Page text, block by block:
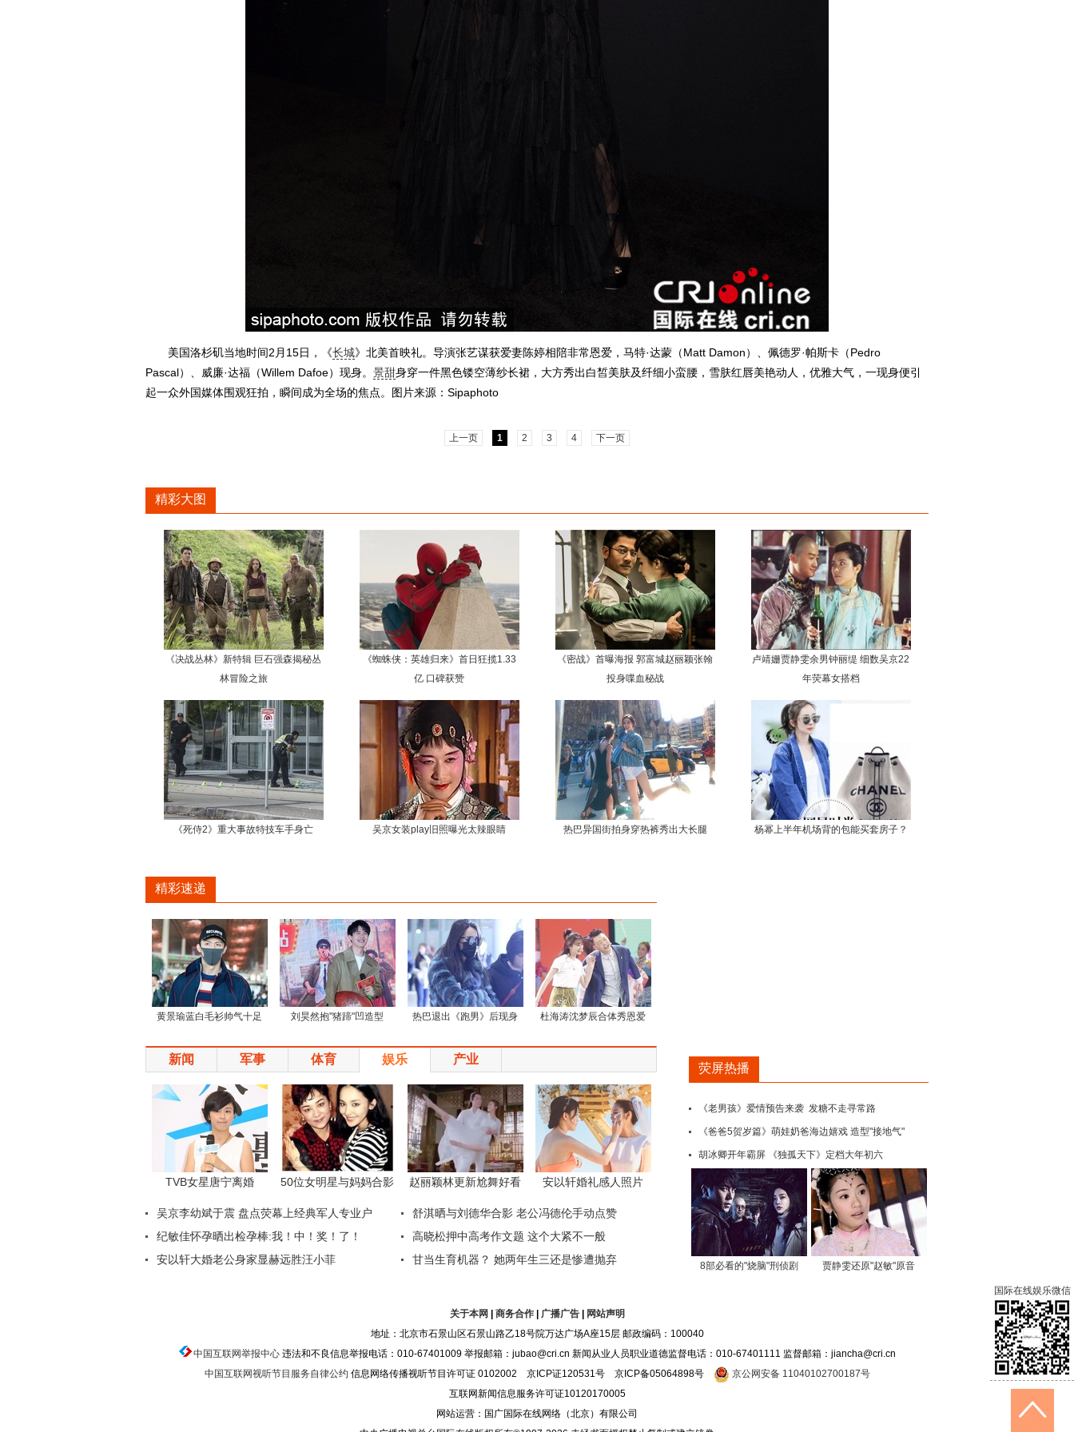
美国洛杉矶当地时间2月15日，《长城》北美首映礼。导演张艺谋获爱妻陈婷相陪非常恩爱，马特·达蒙（Matt Damon）、佩德罗·帕斯卡（Pedro
Pascal）、威廉·达福（Willem Dafoe）现身。 景甜身穿一件黑色镂空薄纱长裙，大方秀出白皙美肤及纤细小蛮腰，雪肤红唇美艳动人，优雅大气，一现身便引
起一众外国媒体围观狂拍，瞬间成为全场的焦点。图片来源：Sipaphoto
上一页 1 2 3 4 下一页
精彩大图
《决战丛林》新特辑 巨石强森揭秘丛
林冒险之旅
《蜘蛛侠：英雄归来》首日狂揽1.33
亿 口碑获赞
《密战》首曝海报 郭富城赵丽颖张翰
投身喋血秘战
卢靖姗贾静雯余男钟丽缇 细数吴京22
年荧幕女搭档
《死侍2》重大事故特技车手身亡 吴京女装play旧照曝光太辣眼睛 热巴异国街拍身穿热裤秀出大长腿 杨幂上半年机场背的包能买套房子？
精彩速递
黄景瑜蓝白毛衫帅气十足 刘昊然抱"猪蹄"凹造型 热巴退出《跑男》后现身 杜海涛沈梦辰合体秀恩爱
新闻 军事 体育 娱乐 产业
荧屏热播
《老男孩》爱情预告来袭  发糖不走寻常路
《爸爸5贺岁篇》萌娃奶爸海边嬉戏 造型"接地气"
胡冰卿开年霸屏 《独孤天下》定档大年初六
8部必看的"烧脑"刑侦剧 贾静雯还原"赵敏"原音
关于本网 商务合作| 广播广告|
网站声明
地址：北京市石景山区石景山路乙18号院万达广场A座15层 邮政编码：100040
中国互联网举报中心违法和不良信息举报电话：010-67401009 举报邮箱：jubao@cri.cn 新闻从业人员职业道德监督电话：010-67401111 监督邮箱：jiancha@cri.cn
中国互联网视听节目服务自律公约 信息网络传播视听节目许可证 0102002 京ICP证120531号 京ICP备05064898号
京公网安备 11040102700187号
互联网新闻信息服务许可证10120170005
网站运营：国广国际在线网络（北京）有限公司
国际在线娱乐微信